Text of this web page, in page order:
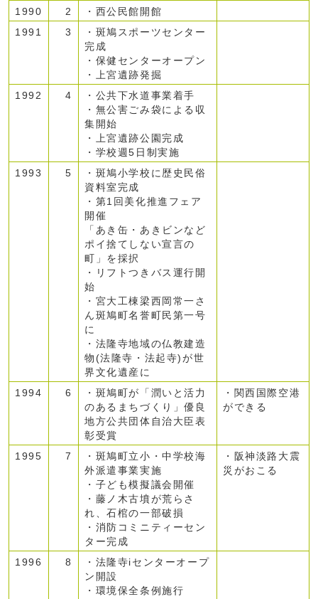
1990 2
・西公民館開館
1991
3
・斑鳩スポーツセンター
完成
・保健センターオープン
・上宮遺跡発掘
1992
4
・公共下水道事業着手
・無公害ごみ袋による収
集開始
・上宮遺跡公園完成
・学校週5日制実施
1993
5
・斑鳩小学校に歴史民俗
資料室完成
・第1回美化推進フェア
開催
「あき缶・あきビンなど
ポイ捨てしない宣言の
町」を採択
・リフトつきバス運行開
始
・宮大工棟梁西岡常一さ
ん斑鳩町名誉町民第一号
に
・法隆寺地域の仏教建造
物(法隆寺・法起寺)が世
界文化遺産に
1994
6
・斑鳩町が「潤いと活力
のあるまちづくり」優良
地方公共団体自治大臣表
彰受賞
・関西国際空港
ができる
1995 7
・斑鳩町立小・中学校海
外派遣事業実施
・子ども模擬議会開催
・藤ノ木古墳が荒らさ
れ、石棺の一部破損
・消防コミニティーセン
ター完成
・阪神淡路大震
災がおこる
1996 8
・法隆寺iセンターオープ
ン開設
・環境保全条例施行